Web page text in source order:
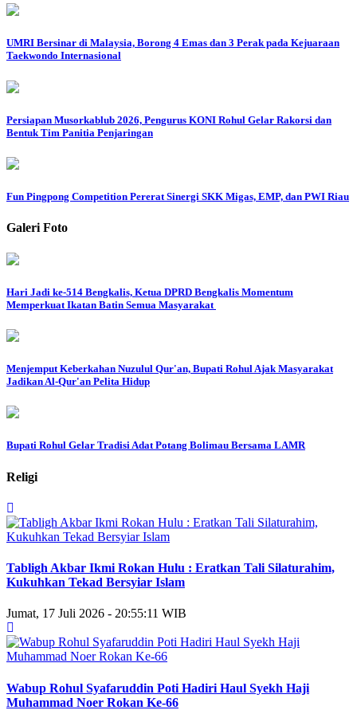
UMRI Bersinar di Malaysia, Borong 4 Emas dan 3 Perak pada Kejuaraan
Taekwondo Internasional
Persiapan Musorkablub 2026, Pengurus KONI Rohul Gelar Rakorsi dan
Bentuk Tim Panitia Penjaringan
Fun Pingpong Competition Pererat Sinergi SKK Migas, EMP, dan PWI Riau
Galeri Foto
Hari Jadi ke-514 Bengkalis, Ketua DPRD Bengkalis Momentum
Memperkuat Ikatan Batin Semua Masyarakat
Menjemput Keberkahan Nuzulul Qur'an, Bupati Rohul Ajak Masyarakat
Jadikan Al-Qur'an Pelita Hidup
Bupati Rohul Gelar Tradisi Adat Potang Bolimau Bersama LAMR
Religi
Tabligh Akbar Ikmi Rokan Hulu : Eratkan Tali Silaturahim,
Kukuhkan Tekad Bersyiar Islam
Jumat, 17 Juli 2026 - 20:55:11 WIB
Wabup Rohul Syafaruddin Poti Hadiri Haul Syekh Haji
Muhammad Noer Rokan Ke-66